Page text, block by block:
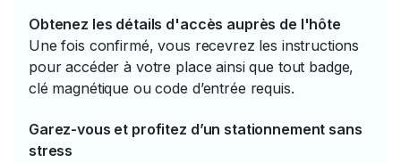
Obtenez les détails d'accès auprès de l'hôte
Une fois confirmé, vous recevrez les instructions
pour accéder à votre place ainsi que tout badge,
clé magnétique ou code d’entrée requis.
Garez-vous et profitez d’un stationnement sans
stress